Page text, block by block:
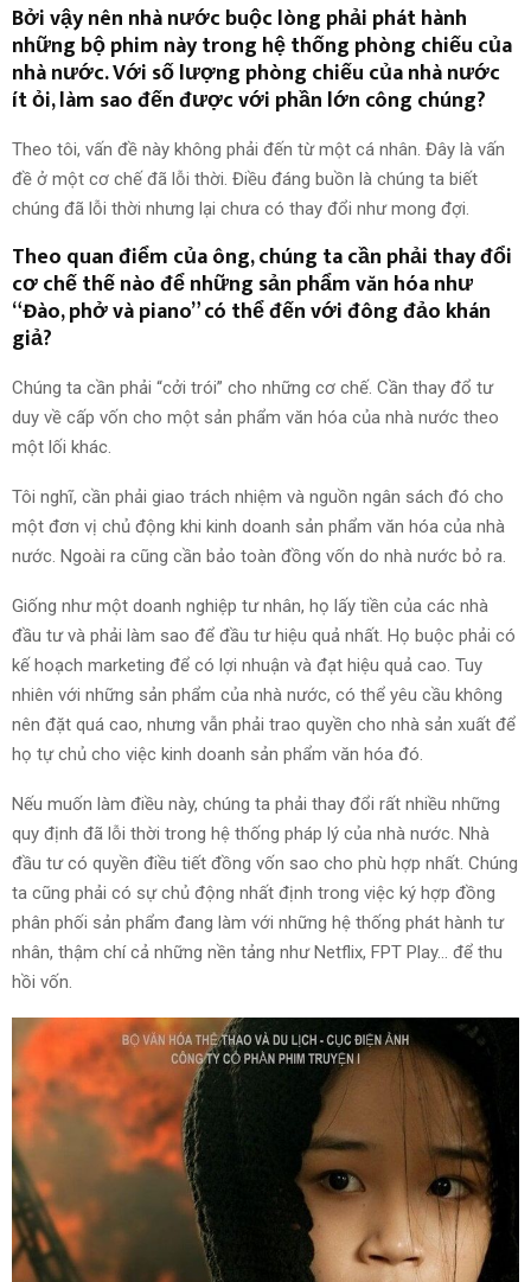
Bởi vậy nên nhà nước buộc lòng phải phát hành
những bộ phim này trong hệ thống phòng chiếu của
nhà nước. Với số lượng phòng chiếu của nhà nước
ít ỏi, làm sao đến được với phần lớn công chúng?
Theo tôi, vấn đề này không phải đến từ một cá nhân. Đây là vấn
đề ở một cơ chế đã lỗi thời. Điều đáng buồn là chúng ta biết
chúng đã lỗi thời nhưng lại chưa có thay đổi như mong đợi.
Theo quan điểm của ông, chúng ta cần phải thay đổi
cơ chế thế nào để những sản phẩm văn hóa như
“Đào, phở và piano” có thể đến với đông đảo khán
giả?
Chúng ta cần phải “cởi trói” cho những cơ chế. Cần thay đổ tư
duy về cấp vốn cho một sản phẩm văn hóa của nhà nước theo
một lối khác.
Tôi nghĩ, cần phải giao trách nhiệm và nguồn ngân sách đó cho
một đơn vị chủ động khi kinh doanh sản phẩm văn hóa của nhà
nước. Ngoài ra cũng cần bảo toàn đồng vốn do nhà nước bỏ ra.
Giống như một doanh nghiệp tư nhân, họ lấy tiền của các nhà
đầu tư và phải làm sao để đầu tư hiệu quả nhất. Họ buộc phải có
kế hoạch marketing để có lợi nhuận và đạt hiệu quả cao. Tuy
nhiên với những sản phẩm của nhà nước, có thể yêu cầu không
nên đặt quá cao, nhưng vẫn phải trao quyền cho nhà sản xuất để
họ tự chủ cho việc kinh doanh sản phẩm văn hóa đó.
Nếu muốn làm điều này, chúng ta phải thay đổi rất nhiều những
quy định đã lỗi thời trong hệ thống pháp lý của nhà nước. Nhà
đầu tư có quyền điều tiết đồng vốn sao cho phù hợp nhất. Chúng
ta cũng phải có sự chủ động nhất định trong việc ký hợp đồng
phân phối sản phẩm đang làm với những hệ thống phát hành tư
nhân, thậm chí cả những nền tảng như Netflix, FPT Play… để thu
hồi vốn.